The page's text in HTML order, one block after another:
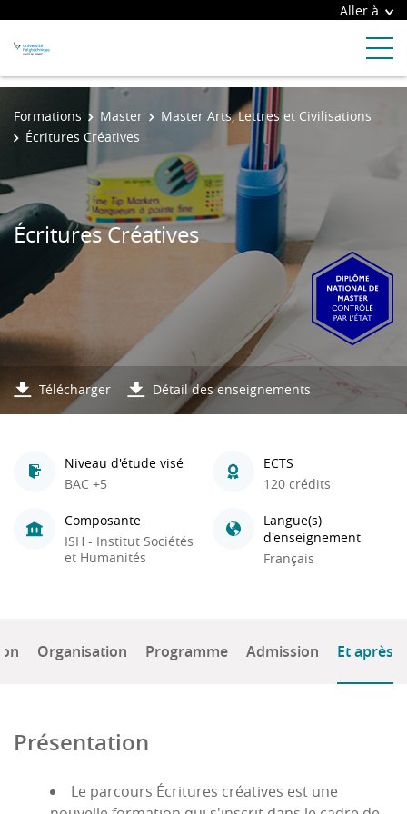
Aller à
Formations Master
Master Arts, Lettres et Civilisations
Écritures Créatives
Écritures Créatives
Télécharger Détail des enseignements
Niveau d'étude visé
BAC +5
ECTS
120 crédits
Composante
ISH - Institut Sociétés
et Humanités
Langue(s)
d'enseignement
Français
Organisation Programme Admission Et après
Présentation
Le parcours Écritures créatives est une